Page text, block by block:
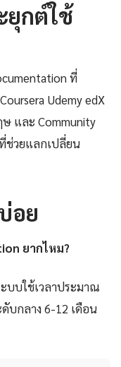
ยุกต์ใช้
ที่
Udemy edX
และ Community
ช่วยแลกเปลี่ยน
อย
ยากไหม?
บบใช้เวลาประมาณ
บกลาง 6-12 เดือน